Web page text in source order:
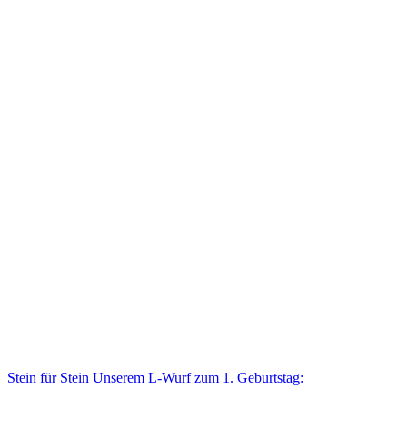
Stein für Stein Unse­rem L-Wurf zum 1. Geburtstag: